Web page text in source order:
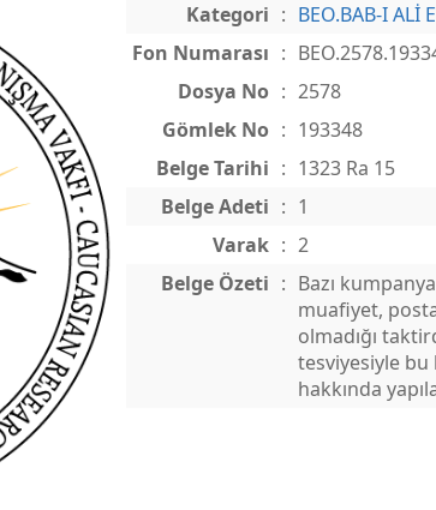
Kategori : BEO.BAB-I ALİ
Fon Numarası :
Dosya No : 2578
Gömlek No : 193348
Belge Tarihi : 1323 Ra 15
Belge Adeti : 1
Varak : 2
Belge Özeti : Bazı
muafiyet,
olmadığı
tesviyesiyle bu
hakkında